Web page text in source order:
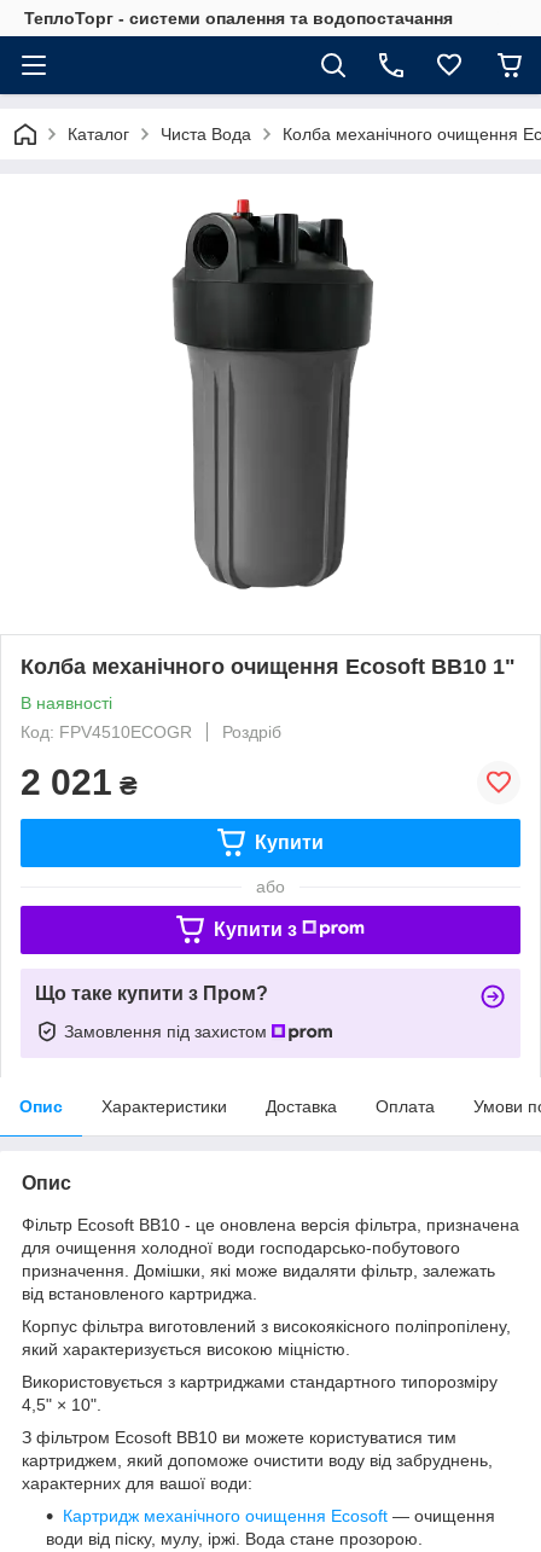
ТеплоТорг - системи опалення та водопостачання
Каталог Чиста Вода Колба механічного очищення
Колба механічного очищення Ecosoft BB10 1"
В наявності
Код: FPV4510ECOGR
Роздріб
2 021 ₴
Купити
або
Купити з
Що таке купити з Пром?
Замовлення під захистом
Опис Характеристики Доставка Оплата Умови
Опис
Фільтр Ecosoft BB10 - це оновлена версія фільтра, призначена
для очищення холодної води господарсько-побутового
призначення. Домішки, які може видаляти фільтр, залежать
від встановленого картриджа.
Корпус фільтра виготовлений з високоякісного поліпропілену,
який характеризується високою міцністю.
Використовується з картриджами стандартного типорозміру
4,5" × 10".
З фільтром Ecosoft BB10 ви можете користуватися тим
картриджем, який допоможе очистити воду від забруднень,
характерних для вашої води:
Картридж механічного очищення Ecosoft — очищення
води від піску, мулу, іржі. Вода стане прозорою.